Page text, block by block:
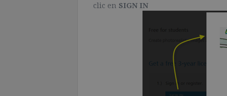
clic en SIGN IN